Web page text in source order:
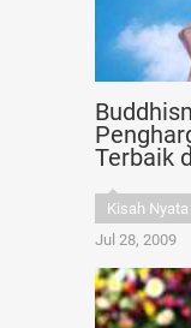
Terbaik
Kisah Nyata
Jul 28, 2009